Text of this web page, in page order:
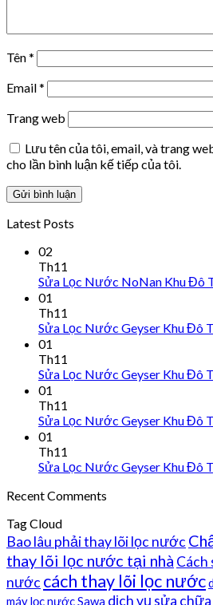
Tên*
Email*
Trang web
Lưu tên của tôi, email, và trang
cho lần bình luận kế tiếp của tôi.
Latest Posts
02
Th11
Sửa Lọc Nước NoNan Khu Đô
01
Th11
Sửa Lọc Nước Geyser Khu Đô
01
Th11
Sửa Lọc Nước Geyser Khu Đô
01
Th11
Sửa Lọc Nước Geyser Khu Đô
01
Th11
Sửa Lọc Nước Geyser Khu Đô
Recent Comments
Tag Cloud
Bao lâu phải thay lõi lọc nước
thay lõi lọc nước tại nhà Cách
nước cách thay lõi lọc nước
máy lọc nước Sawa dịch vụ sửa